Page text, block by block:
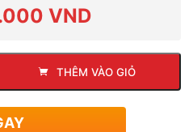
VND
THÊM VÀO GIỎ